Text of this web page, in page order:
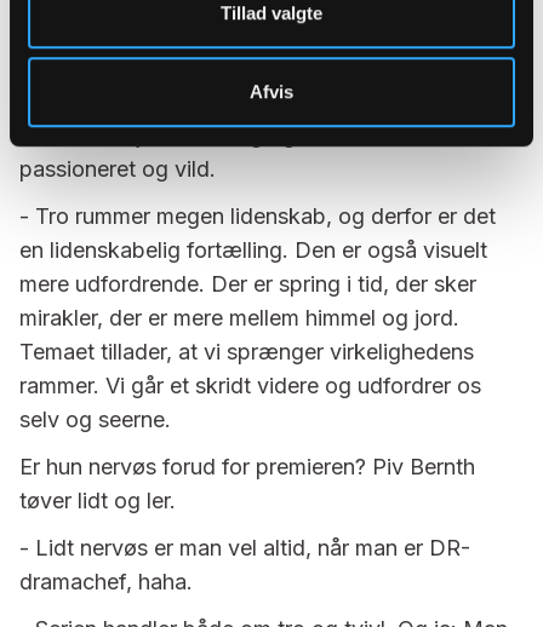
Tillad valgte
Afvis
Rammen om fortællingen – kirken, præstegården
– bidrager også til at udvikle historien og
fortællestilen. Sammenlignet med 'Borgen' er
'Herrens Veje' ikke kølig og nordisk, men
passioneret og vild.
- Tro rummer megen lidenskab, og derfor er det
en lidenskabelig fortælling. Den er også visuelt
mere udfordrende. Der er spring i tid, der sker
mirakler, der er mere mellem himmel og jord.
Temaet tillader, at vi sprænger virkelighedens
rammer. Vi går et skridt videre og udfordrer os
selv og seerne.
Er hun nervøs forud for premieren? Piv Bernth
tøver lidt og ler.
- Lidt nervøs er man vel altid, når man er DR-
dramachef, haha.